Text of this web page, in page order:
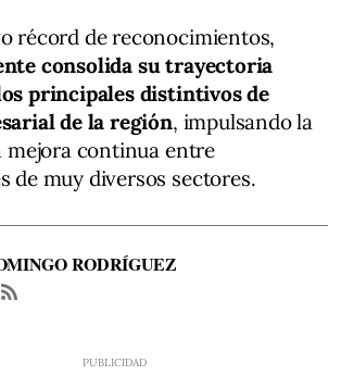
récord de reconocimientos,
consolida su trayectoria
principales distintivos de
de la región, impulsando la
mejora continua entre
de muy diversos sectores.
RODRÍGUEZ